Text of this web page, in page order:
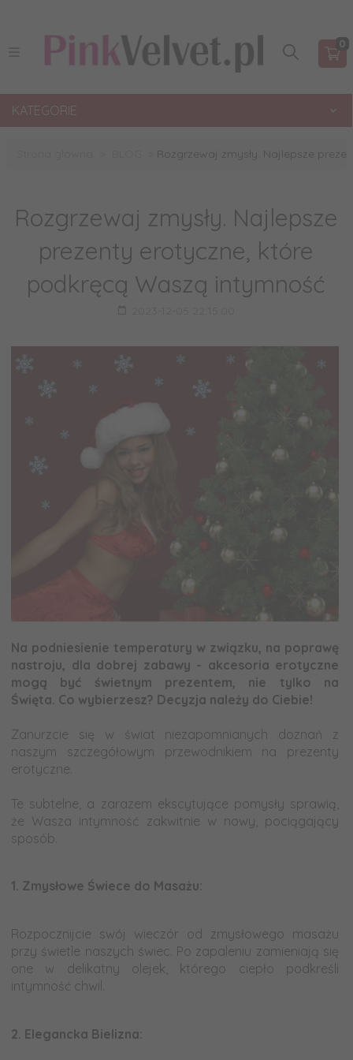
0
KATEGORIE
Rozgrzewaj zmysły. Najlepsze
Rozgrzewaj zmysły. Najlepsze
prezenty erotyczne, które
podkręcą Waszą intymność
Na podniesienie temperatury w związku, na poprawę
nastroju, dla dobrej zabawy - akcesoria erotyczne
mogą być świetnym prezentem, nie tylko na
Święta. Co wybierzesz? Decyzja należy do Ciebie!
Zanurzcie się w świat niezapomnianych doznań z
naszym szczegółowym przewodnikiem na prezenty
erotyczne.
Te subtelne, a zarazem ekscytujące pomysły sprawią,
że Wasza intymność zakwitnie w nowy, pociągający
sposób.
1. Zmysłowe Świece do Masażu:
Rozpocznijcie swój wieczór od zmysłowego masażu
przy świetle naszych świec. Po zapaleniu zamieniają się
one w delikatny olejek, którego ciepło podkreśli
intymność chwil.
2. Elegancka Bielizna: